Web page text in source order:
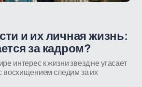
и их личная жизнь:
за кадром?
интерес к жизни звезд не угасает
восхищением следим за их